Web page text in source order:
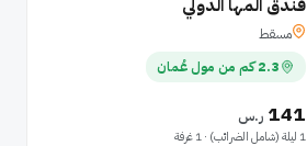
مسقط
2.3 كم من مول عُمان
141 ر.س
1 ليلة (شامل الضرائب) · 1 غرفة